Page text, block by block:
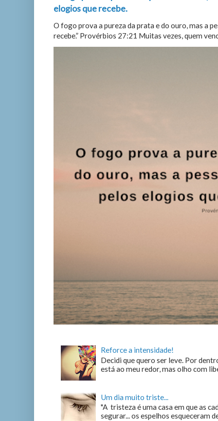
elogios que recebe.
O fogo prova a pureza da prata e do ouro, mas a
recebe.” Provérbios 27:21 Muitas vezes, quem
Reforce a intensidade!
Decidi que quero ser leve. Por
está ao meu redor, mas olho com
Um dia muito triste...
"A tristeza é uma casa em que as
segurar... os espelhos esqueceram